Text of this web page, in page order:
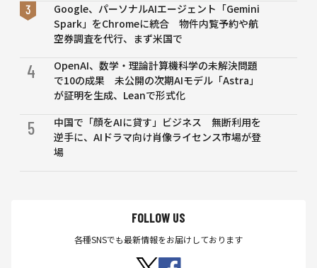
Google、パーソナルAIエージェント「Gemini
Spark」をChromeに統合 物件内覧予約や航
空券調査を代行、まず米国で
4
OpenAI、数学・理論計算機科学の未解決問題
で10の成果 未公開の次期AIモデル「Astra」
が証明を生成、Leanで形式化
5
中国で「顔をAIに貸す」ビジネス 無断利用を
逆手に、AIドラマ向け肖像ライセンス市場が登
場
FOLLOW US
各種SNSでも最新情報をお届けしております